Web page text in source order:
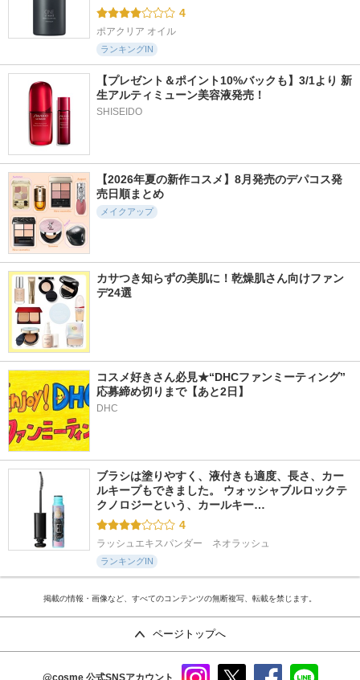
4
ポアクリア オイル
ランキングIN
【プレゼント＆ポイント10%バックも】3/1より 新
生アルティミューン美容液発売！
SHISEIDO
【2026年夏の新作コスメ】8月発売のデパコス発
売日順まとめ
メイクアップ
カサつき知らずの美肌に！乾燥肌さん向けファン
デ24選
コスメ好きさん必見★“DHCファンミーティング”
応募締め切りまで【あと2日】
DHC
ブラシは塗りやすく、液付きも適度、長さ、カー
ルキープもできました。 ウォッシャブルロックテ
クノロジーという、カールキー…
4
ラッシュエキスパンダー　ネオラッシュ
ランキングIN
掲載の情報・画像など、すべてのコンテンツの無断複写、転載を禁じます。
ページトップへ
@cosme 公式SNSアカウント